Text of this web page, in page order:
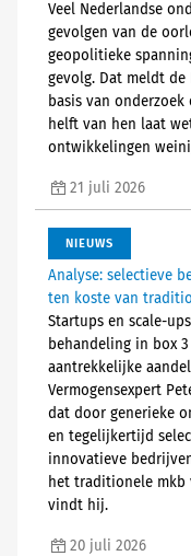
Veel Nederlandse
gevolgen van de
geopolitieke
gevolg. Dat meldt de
basis van
helft van hen laat
ontwikkelingen
21 juli 2026
NIEUWS
Analyse: selectieve
ten koste van
Startups en scale-
behandeling in box
aantrekkelijke
Vermogensexpert
dat door generieke
en tegelijkertijd
innovatieve
het traditionele mkb
vindt hij.
20 juli 2026